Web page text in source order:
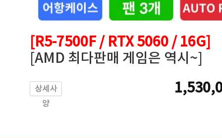
[R5-7500F / RTX 5060 / 16G]
[AMD 최다판매 게임은 역시~]
상세사
양